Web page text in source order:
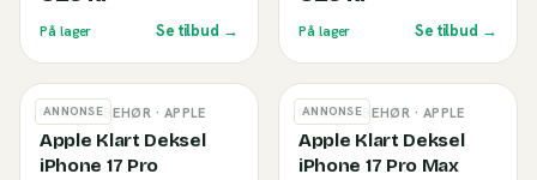
På lager Se tilbud → På lager Se tilbud →
ANNONSE
MOBILTILBEHØR · APPLE
Apple Klart Deksel
iPhone 17 Pro
ANNONSE
MOBILTILBEHØR · APPLE
Apple Klart Deksel
iPhone 17 Pro Max